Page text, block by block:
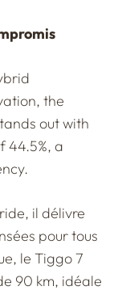
the
out with
44.5%, a
il délivre
pour tous
le Tiggo 7
90 km, idéale